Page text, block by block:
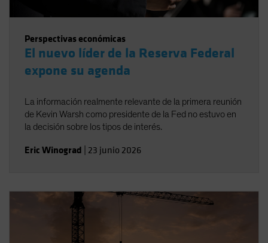
Perspectivas económicas
El nuevo líder de la Reserva Federal
expone su agenda
La información realmente relevante de la primera reunión
de Kevin Warsh como presidente de la Fed no estuvo en
la decisión sobre los tipos de interés.
Eric Winograd 23 junio 2026